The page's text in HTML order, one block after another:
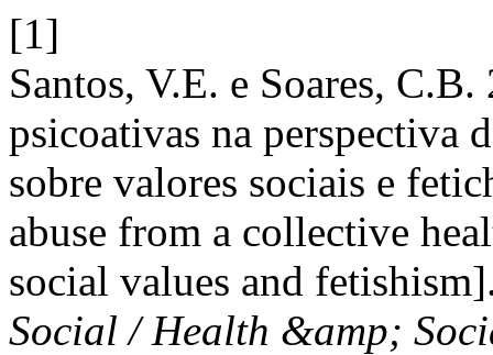
[1]
Santos, V.E. e Soares,
psicoativas na perspectiva
sobre valores sociais e
abuse from a collective
social values and
Social / Health &amp;